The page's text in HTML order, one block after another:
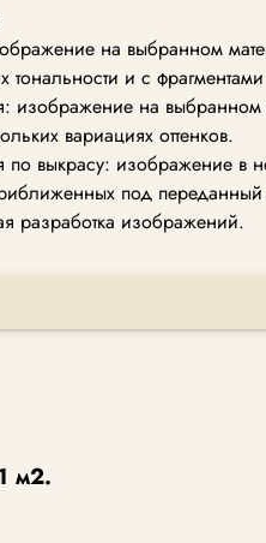
на выбранном
тональности и с
изображение на
вариациях оттенков.
по выкрасу: изображение в
под
разработка изображений.
м2.